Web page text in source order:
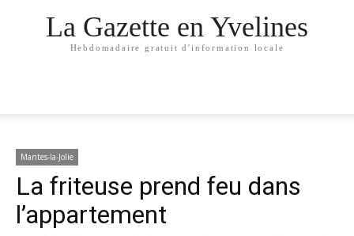
La Gazette en Yvelines
Hebdomadaire gratuit d'information locale
Mantes-la-Jolie
La friteuse prend feu dans
l’appartement